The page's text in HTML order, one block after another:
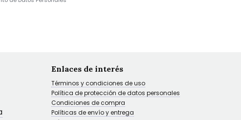
Enlaces de interés
Términos y condiciones de uso
Política de protección de datos personales
Condiciones de compra
Políticas de envío y entrega